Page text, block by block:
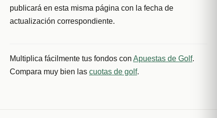
publicará en esta misma página con la fecha de
actualización correspondiente.
Multiplica fácilmente tus fondos con Apuestas de Golf.
Compara muy bien las cuotas de golf.